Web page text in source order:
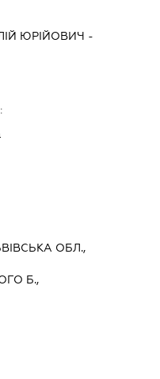
ЮРІЙОВИЧ -
ОБЛ.,
Б.,